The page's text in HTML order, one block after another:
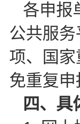
各申报
公共服
项、国
免重复申
四、具